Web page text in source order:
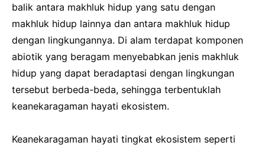
balik antara makhluk hidup yang satu dengan
makhluk hidup lainnya dan antara makhluk hidup
dengan lingkungannya. Di alam terdapat komponen
abiotik yang beragam menyebabkan jenis makhluk
hidup yang dapat beradaptasi dengan lingkungan
tersebut berbeda-beda, sehingga terbentuklah
keanekaragaman hayati ekosistem.
Keanekaragaman hayati tingkat ekosistem seperti